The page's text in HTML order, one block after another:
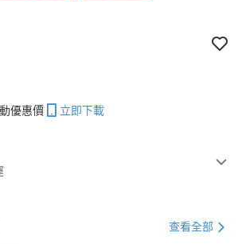
優惠價 立即下載
查看全部